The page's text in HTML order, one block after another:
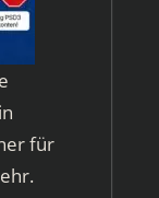
für